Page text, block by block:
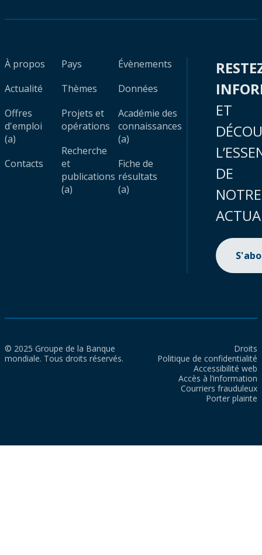
À propos
Actualité
Offres
d'emploi
(a)
Contacts
Pays
Thèmes
Projets et
opérations
Recherche
et
publications
(a)
Évènements
Données
Académie des
connaissances
(a)
Fiche de
résultats
(a)
ET
DE
NOTRE
© 2025 Groupe de la Banque
mondiale. Tous droits réservés.
Droits
Politique de confidentialité
Accessibilité web
Accès à l’information
Courriers frauduleux
Porter plainte